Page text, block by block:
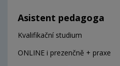
Asistent pedagoga
Kvalifikační studium
ONLINE i prezenčně + praxe